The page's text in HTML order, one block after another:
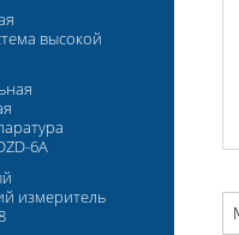
высокой
6A
измеритель